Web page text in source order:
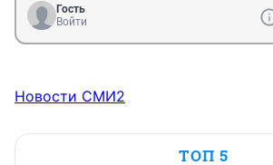
Гость
Войти
Новости СМИ2
ТОП 5